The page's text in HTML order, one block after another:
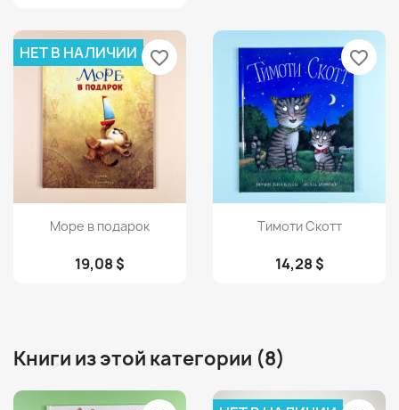
Просмотр
Море в подарок
19,08 $
НЕТ В НАЛИЧИИ favorite_border
Просмотр
Тимоти Скотт
14,28 $
favorite_border
Книги из этой категории (8)